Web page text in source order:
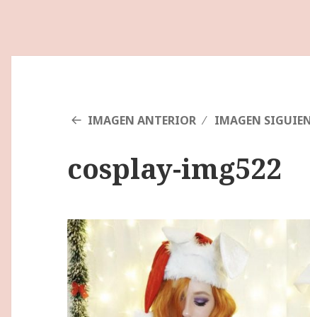
IMAGEN ANTERIOR IMAGEN
cosplay-img522